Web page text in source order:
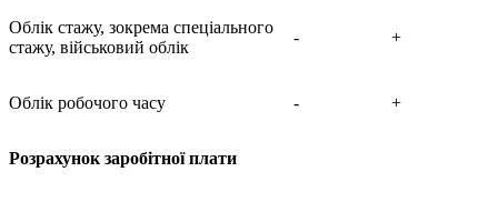
Облік стажу, зокрема спеціального
стажу, військовий облік
- +
Облік робочого часу - +
Розрахунок заробітної плати